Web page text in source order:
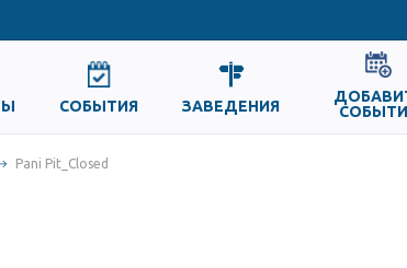
СОБЫТИЯ ЗАВЕДЕНИЯ
Pani Pit_Closed